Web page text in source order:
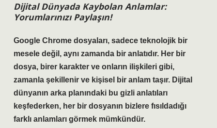
Dijital Dünyada Kaybolan Anlamlar:
Yorumlarınızı Paylaşın!
Google Chrome dosyaları, sadece teknolojik bir
mesele değil, aynı zamanda bir anlatıdır. Her bir
dosya, birer karakter ve onların ilişkileri gibi,
zamanla şekillenir ve kişisel bir anlam taşır. Dijital
dünyanın arka planındaki bu gizli anlatıları
keşfederken, her bir dosyanın bizlere fısıldadığı
farklı anlamları görmek mümkündür.